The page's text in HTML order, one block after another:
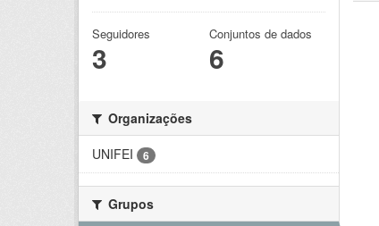
Seguidores
3
Conjuntos de dados
6
Organizações
UNIFEI
6
Grupos